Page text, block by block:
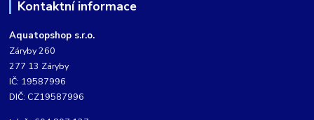
Kontaktní informace
Aquatopshop s.r.o.
Záryby 260
277 13 Záryby
IČ: 19587996
DIČ: CZ19587996